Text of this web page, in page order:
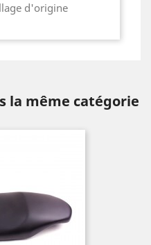
d'origine
la même catégorie